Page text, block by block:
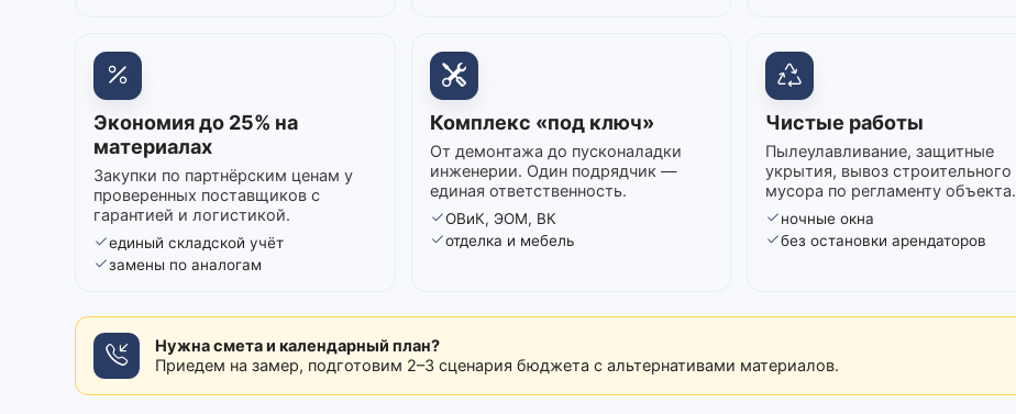
Экономия до 25% на
материалах
Закупки по партнёрским ценам у
проверенных поставщиков с
гарантией и логистикой.
единый складской учёт
замены по аналогам
Комплекс «под ключ»
От демонтажа до пусконаладки
инженерии. Один подрядчик —
единая ответственность.
ОВиК, ЭОМ, ВК
отделка и мебель
Чистые работы
Пылеулавливание, защитные
укрытия, вывоз строительного
мусора по регламенту объекта.
ночные окна
без остановки арендаторов
Нужна смета и календарный план?
Приедем на замер, подготовим 2–3 сценария бюджета с альтернативами материалов.